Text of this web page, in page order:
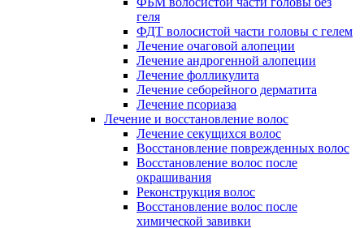
геля
ФДТ волосистой части головы с гелем
Лечение очаговой алопеции
Лечение андрогенной алопеции
Лечение фолликулита
Лечение себорейного дерматита
Лечение псориаза
Лечение и восстановление волос
Лечение секущихся волос
Восстановление поврежденных волос
Восстановление волос после
окрашивания
Реконструкция волос
Восстановление волос после
химической завивки